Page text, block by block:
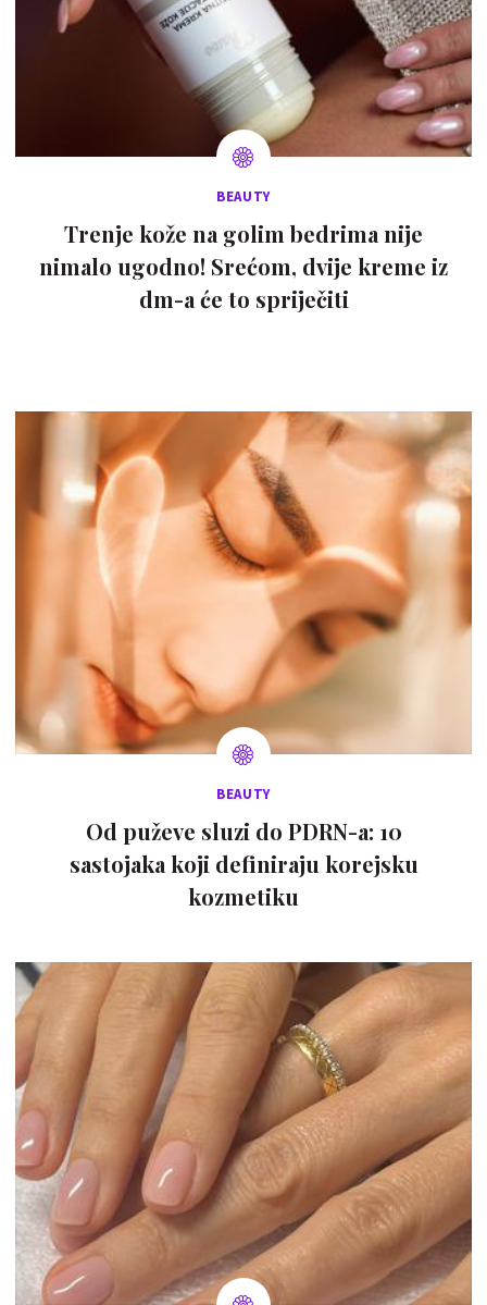
BEAUTY
Trenje kože na golim bedrima nije
nimalo ugodno! Srećom, dvije kreme iz
dm-a će to spriječiti
BEAUTY
Od puževe sluzi do PDRN-a: 10
sastojaka koji definiraju korejsku
kozmetiku